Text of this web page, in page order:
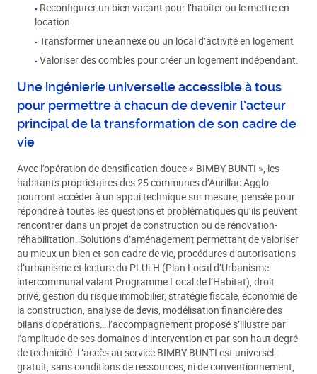
Reconfigurer un bien vacant pour l’habiter ou le mettre en
location
Transformer une annexe ou un local d’activité en logement
Valoriser des combles pour créer un logement indépendant.
Une ingénierie universelle accessible à tous
pour permettre à chacun de devenir l’acteur
principal de la transformation de son cadre de
vie
Avec l’opération de densification douce « BIMBY BUNTI », les
habitants propriétaires des 25 communes d’Aurillac Agglo
pourront accéder à un appui technique sur mesure, pensée pour
répondre à toutes les questions et problématiques qu’ils peuvent
rencontrer dans un projet de construction ou de rénovation-
réhabilitation. Solutions d’aménagement permettant de valoriser
au mieux un bien et son cadre de vie, procédures d’autorisations
d’urbanisme et lecture du PLUi-H (Plan Local d’Urbanisme
intercommunal valant Programme Local de l’Habitat), droit
privé, gestion du risque immobilier, stratégie fiscale, économie de
la construction, analyse de devis, modélisation financière des
bilans d’opérations… l’accompagnement proposé s’illustre par
l’amplitude de ses domaines d’intervention et par son haut degré
de technicité. L’accès au service BIMBY BUNTI est universel :
gratuit, sans conditions de ressources, ni de conventionnement,